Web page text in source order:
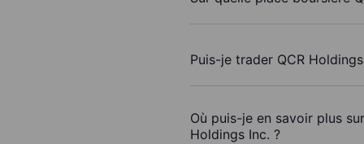
Puis-je trader QCR
Où puis-je en savoir plus
Holdings Inc. ?